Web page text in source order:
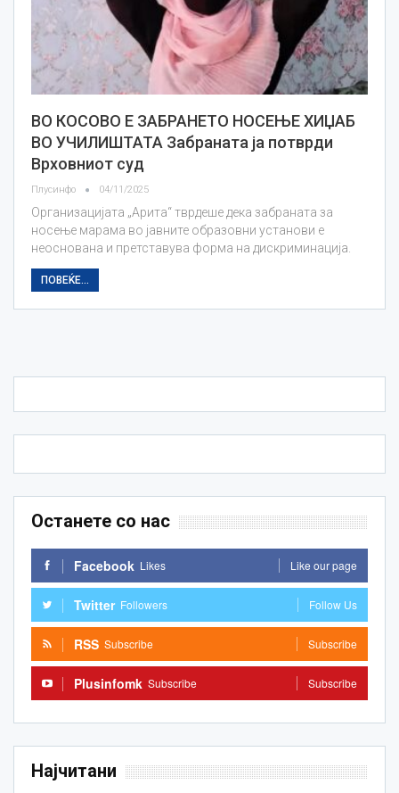
ВО КОСОВО Е ЗАБРАНЕТО НОСЕЊЕ ХИЏАБ
ВО УЧИЛИШТАТА Забраната ја потврди
Врховниот суд
Плусинфо 04/11/2025
Организацијата „Арита“ тврдеше дека забраната за
носење марама во јавните образовни установи е
неоснована и претставува форма на дискриминација.
ПОВЕЌЕ...
Останете со нас
Facebook Likes Like our page
Twitter Followers Follow Us
RSS Subscribe Subscribe
Plusinfomk Subscribe Subscribe
Најчитани